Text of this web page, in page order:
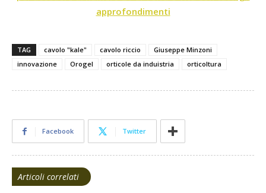
approfondimenti
TAG cavolo "kale" cavolo riccio
Giuseppe Minzoni
innovazione
Orogel orticole da induistria orticoltura
Facebook Twitter
Articoli correlati